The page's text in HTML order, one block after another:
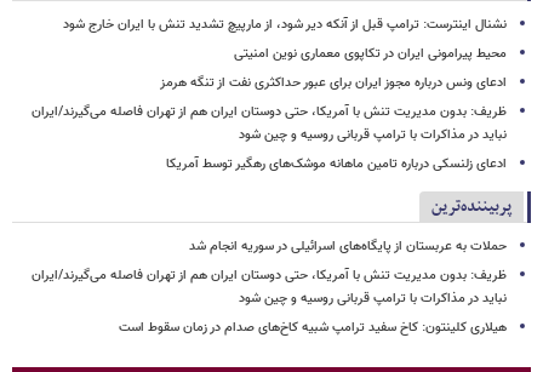
نشنال اینترست: ترامپ قبل از آنکه دیر شود، از مارپیچ تشدید تنش با ایران خارج شود
محیط پیرامونی ایران در تکاپوی معماری نوین امنیتی
ادعای ونس درباره مجوز ایران برای عبور حداکثری نفت از تنگه هرمز
ظریف: بدون مدیریت تنش با آمریکا، حتی دوستان ایران هم از تهران فاصله می‌گیرند/ایران
نباید در مذاکرات با ترامپ قربانی روسیه و چین شود
ادعای زلنسکی درباره تامین ماهانه موشک‌های رهگیر توسط آمریکا
پربیننده‌ترین
حملات به عربستان از پایگاه‌های اسرائیلی در سوریه انجام شد
ظریف: بدون مدیریت تنش با آمریکا، حتی دوستان ایران هم از تهران فاصله می‌گیرند/ایران
نباید در مذاکرات با ترامپ قربانی روسیه و چین شود
هیلاری کلینتون: کاخ سفید ترامپ شبیه کاخ‌های صدام در زمان سقوط است